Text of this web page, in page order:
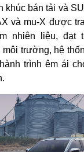
khúc bán tải và
và mu-X được
nhiên liệu, đạt
môi trường, hệ
trình êm ái